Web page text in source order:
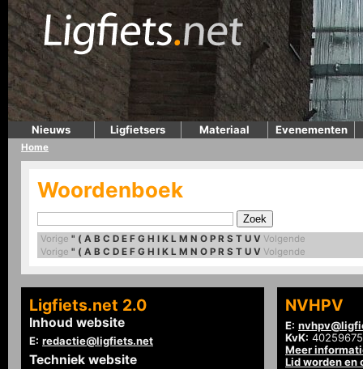
Nieuws Ligfietsers Materiaal Evenementen
Home
Woordenboek
Vorige " ( A B C D E F G H I K L M N O P R S T U V Volgende
Vorige " ( A B C D E F G H I K L M N O P R S T U V Volgende
Ligfiets.net 2.0
Inhoud website
E: redactie@ligfiets.net
Techniek website
NVHPV
E:
KvK: 40259675
Meer
Lid worden en